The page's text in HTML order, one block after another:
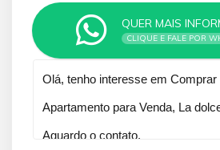
QUER MAIS
CLIQUE E FALE POR